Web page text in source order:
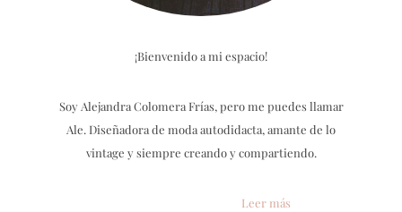
¡Bienvenido a mi espacio!
Soy Alejandra Colomera Frías, pero me puedes llamar
Ale. Diseñadora de moda autodidacta, amante de lo
vintage y siempre creando y compartiendo.
Leer más